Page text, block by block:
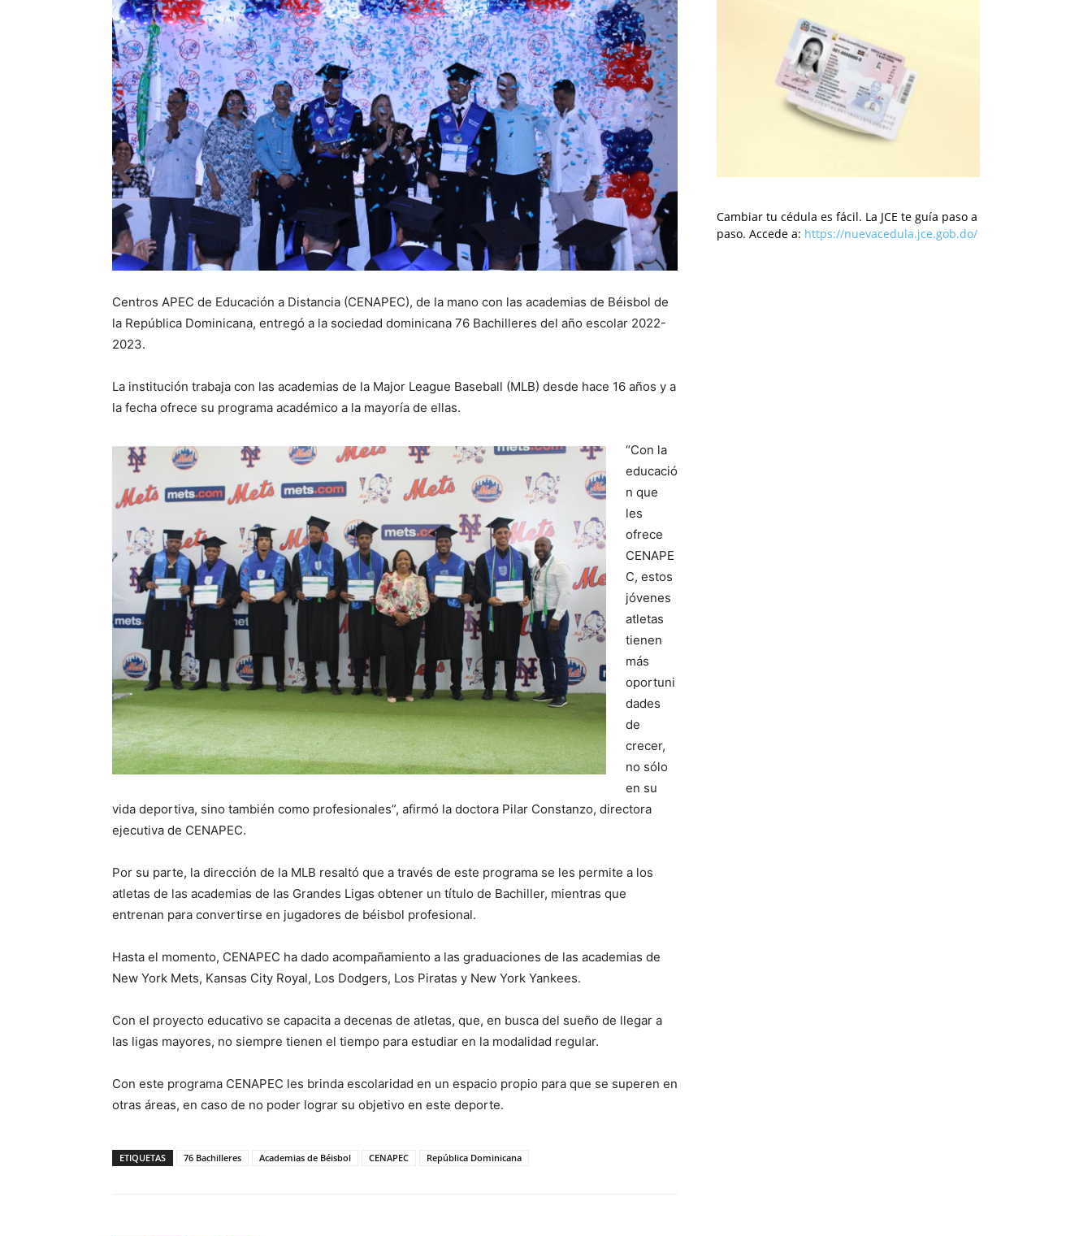
Centros APEC de Educación a Distancia (CENAPEC), de la mano con las academias de Béisbol de
la República Dominicana, entregó a la sociedad dominicana 76 Bachilleres del año escolar 2022-
2023.
La institución trabaja con las academias de la Major League Baseball (MLB) desde hace 16 años y a
la fecha ofrece su programa académico a la mayoría de ellas.
“Con la
educació
n que
les
ofrece
CENAPE
C, estos
jóvenes
atletas
tienen
más
oportuni
dades
de
crecer,
no sólo
en su
vida deportiva, sino también como profesionales”, afirmó la doctora Pilar Constanzo, directora
ejecutiva de CENAPEC.
Por su parte, la dirección de la MLB resaltó que a través de este programa se les permite a los
atletas de las academias de las Grandes Ligas obtener un título de Bachiller, mientras que
entrenan para convertirse en jugadores de béisbol profesional.
Hasta el momento, CENAPEC ha dado acompañamiento a las graduaciones de las academias de
New York Mets, Kansas City Royal, Los Dodgers, Los Piratas y New York Yankees.
Con el proyecto educativo se capacita a decenas de atletas, que, en busca del sueño de llegar a
las ligas mayores, no siempre tienen el tiempo para estudiar en la modalidad regular.
Con este programa CENAPEC les brinda escolaridad en un espacio propio para que se superen en
otras áreas, en caso de no poder lograr su objetivo en este deporte.
ETIQUETAS 76 Bachilleres Academias de Béisbol CENAPEC República Dominicana
Cambiar tu cédula es fácil. La JCE te guía paso a
paso. Accede a: https://nuevacedula.jce.gob.do/